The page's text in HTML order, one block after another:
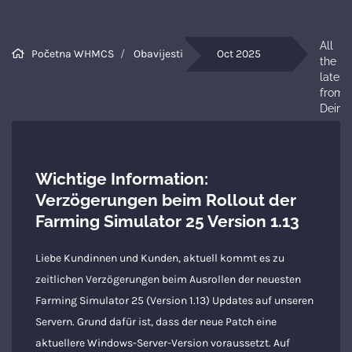
Početna WHMCS Obavijesti Oct 2025
All
the
latest
from
Wichtige Information:
Verzögerungen beim Rollout der
Farming Simulator 25 Version 1.13
Liebe Kundinnen und Kunden, aktuell kommt es zu
zeitlichen Verzögerungen beim Ausrollen der neuesten
Farming Simulator 25 (Version 1.13) Updates auf unseren
Servern. Grund dafür ist, dass der neue Patch eine
aktuellere Windows-Server-Version voraussetzt. Auf